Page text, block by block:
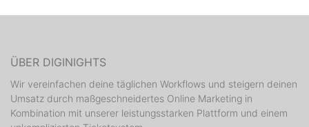
ÜBER DIGINIGHTS
Wir vereinfachen deine täglichen Workflows und steigern deinen
Umsatz durch maßgeschneidertes Online Marketing in
Kombination mit unserer leistungsstarken Plattform und einem